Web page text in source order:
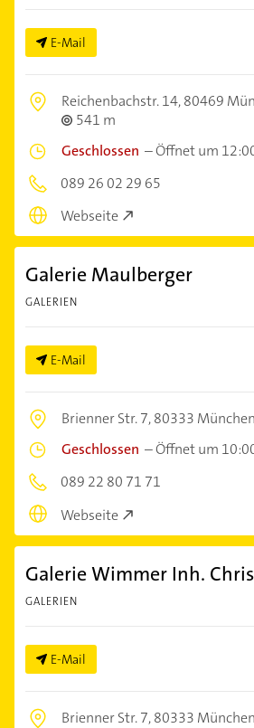
E-Mail
Reichenbachstr. 14,80469
541 m
Geschlossen –Öffnet um
089 26 02 29 65
Webseite
Galerie Maulberger
GALERIEN
E-Mail
Brienner Str. 7,80333 München
Geschlossen –Öffnet um
089 22 80 71 71
Webseite
Galerie Wimmer Inh.
GALERIEN
E-Mail
Brienner Str. 7,80333 München